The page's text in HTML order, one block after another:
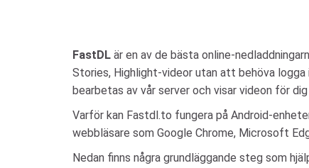
FastDL är en av de bästa online-
Stories, Highlight-videor utan att behöva
bearbetas av vår server och visar videon för
Varför kan Fastdl.to fungera på Android-
webbläsare som Google Chrome, Microsoft
Nedan finns några grundläggande steg som